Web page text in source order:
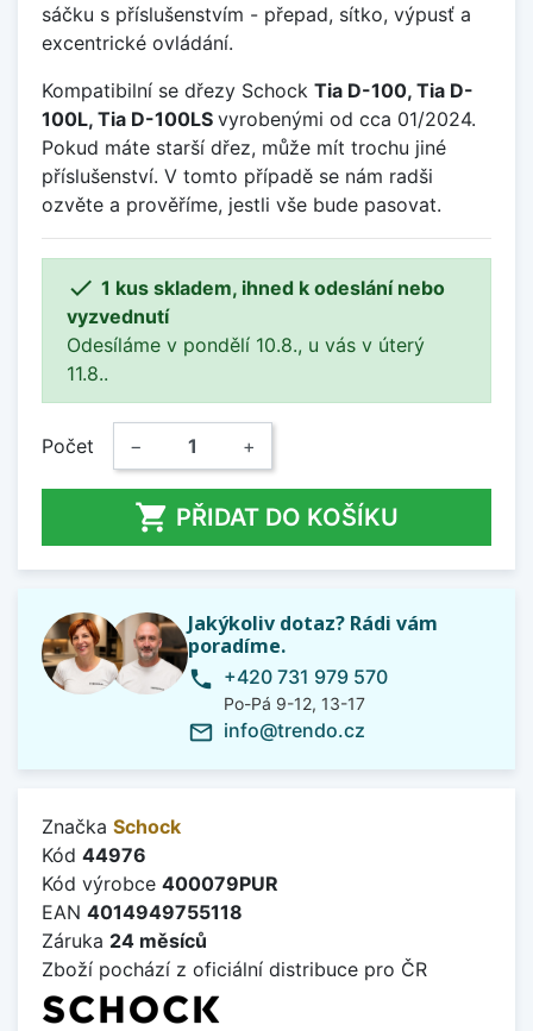
sáčku s příslušenstvím - přepad, sítko, výpusť a
excentrické ovládání.
Kompatibilní se dřezy Schock Tia D-100, Tia D-
100L, Tia D-100LS vyrobenými od cca 01/2024.
Pokud máte starší dřez, může mít trochu jiné
příslušenství. V tomto případě se nám radši
ozvěte a prověříme, jestli vše bude pasovat.
 1 kus skladem, ihned k odeslání nebo
vyzvednutí
Odesíláme v pondělí 10.8., u vás v úterý
11.8..
Počet − +
 PŘIDAT DO KOŠÍKU
Jakýkoliv dotaz? Rádi vám
poradíme.
phone +420 731 979 570
Po-Pá 9-12, 13-17
mail_outline info@trendo.cz
Značka Schock
Kód 44976
Kód výrobce 400079PUR
EAN 4014949755118
Záruka 24 měsíců
Zboží pochází z oficiální distribuce pro ČR